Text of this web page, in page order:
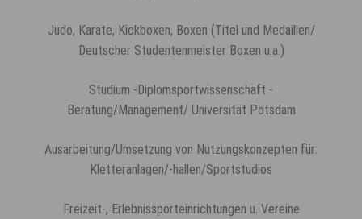
Judo, Karate, Kickboxen, Boxen (Titel und Medaillen/
Deutscher Studentenmeister Boxen u.a.)
Studium -Diplomsportwissenschaft -
Beratung/Management/ Universität Potsdam
Ausarbeitung/Umsetzung von Nutzungskonzepten für:
Kletteranlagen/-hallen/Sportstudios
Freizeit-, Erlebnissporteinrichtungen u. Vereine